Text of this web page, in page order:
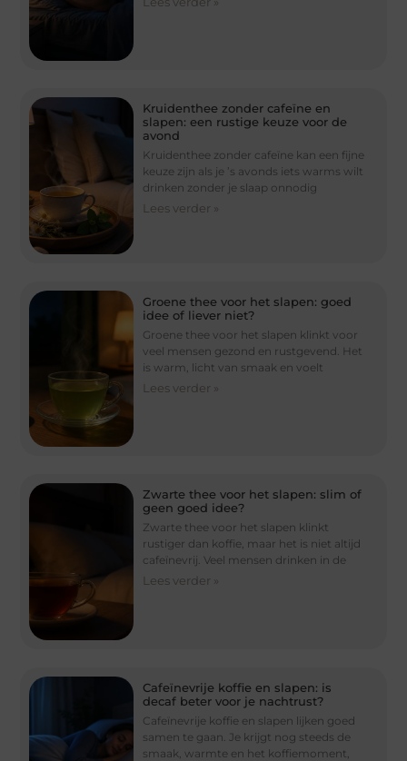
Kruidenthee zonder cafeïne en
slapen: een rustige keuze voor de
avond
Kruidenthee zonder cafeïne kan een fijne
keuze zijn als je ’s avonds iets warms wilt
drinken zonder je slaap onnodig
Lees verder »
Groene thee voor het slapen: goed
idee of liever niet?
Groene thee voor het slapen klinkt voor
veel mensen gezond en rustgevend. Het
is warm, licht van smaak en voelt
Lees verder »
Zwarte thee voor het slapen: slim of
geen goed idee?
Zwarte thee voor het slapen klinkt
rustiger dan koffie, maar het is niet altijd
cafeïnevrij. Veel mensen drinken in de
Lees verder »
Cafeïnevrije koffie en slapen: is
decaf beter voor je nachtrust?
Cafeïnevrije koffie en slapen lijken goed
samen te gaan. Je krijgt nog steeds de
smaak, warmte en het koffiemoment,